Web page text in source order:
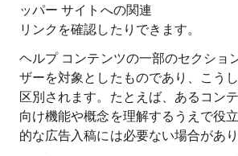
ッパー サイトへの関連
リンクを確認したりできます。
ヘルプ コンテンツの一部のセクショ
ザーを対象としたものであり、こう
区別されます。たとえば、あるコン
向け機能や概念を理解するうえで役
的な広告入稿には必要ない場合があり